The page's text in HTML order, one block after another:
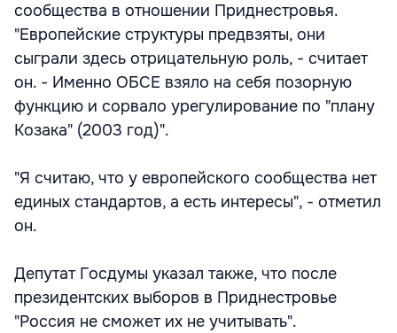
сообщества в отношении Приднестровья.
"Европейские структуры предвзяты, они
сыграли здесь отрицательную роль, - считает
он. - Именно ОБСЕ взяло на себя позорную
функцию и сорвало урегулирование по "плану
Козака" (2003 год)".
"Я считаю, что у европейского сообщества нет
единых стандартов, а есть интересы", - отметил
он.
Депутат Госдумы указал также, что после
президентских выборов в Приднестровье
"Россия не сможет их не учитывать".